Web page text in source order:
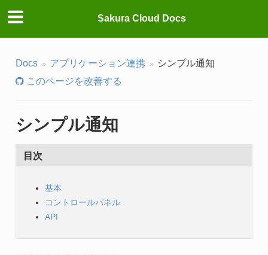
Sakura Cloud Docs
Docs アプリケーション連携
シンプル通知
このページを改善する
シンプル通知
目次
基本
コントロールパネル
API